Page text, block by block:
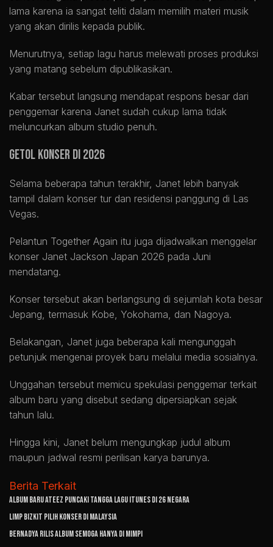
lama karena ia sangat teliti dalam memilih materi musik
yang akan dirilis kepada publik.
Menurutnya, setiap lagu harus melewati proses produksi
yang matang sebelum dipublikasikan.
Kabar tersebut langsung mendapat respons besar dari
penggemar karena Janet sudah cukup lama tidak
meluncurkan album studio penuh.
Getol Konser di 2026
Selama beberapa tahun terakhir, Janet lebih banyak
tampil dalam konser tur dan residensi panggung di Las
Vegas.
Pelantun Together Again itu juga dijadwalkan menggelar
konser Janet Jackson Japan 2026 pada Juni
mendatang.
Konser tersebut akan berlangsung di sejumlah kota besar
Jepang, termasuk Kobe, Yokohama, dan Nagoya.
Belakangan, Janet juga beberapa kali mengunggah
petunjuk mengenai proyek baru melalui media sosialnya.
Unggahan tersebut memicu spekulasi penggemar terkait
album baru yang disebut sedang dipersiapkan sejak
tahun lalu.
Hingga kini, Janet belum mengungkap judul album
maupun jadwal resmi perilisan karya barunya.
Berita Terkait
Album Baru ATEEZ Puncaki Tangga Lagu iTunes di 26 Negara
Limp Bizkit Pilih Konser di Malaysia
Bernadya Rilis Album Semoga Hanya di Mimpi